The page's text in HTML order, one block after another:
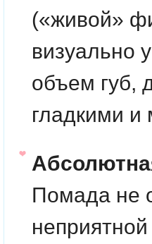
(«живой»
визуально
объем губ,
гладкими
Помада не